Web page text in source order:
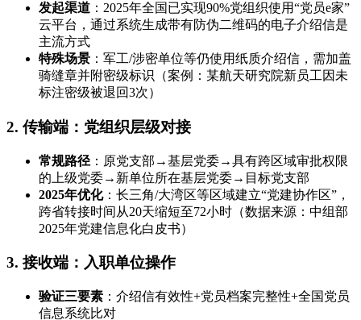
发起渠道 ：2025年全国已实现90%党组织使用“党员e家”
云平台，通过系统生成带有防伪二维码的电子介绍信是
主流方式
特殊场景 ：军工/涉密单位等仍使用纸质介绍信，需加盖
骑缝章并附密级标识（案例：某航天研究院新员工因未
标注密级被退回3次）
2. 传输端：党组织层级对接
常规路径 ：原党支部→基层党委→具有跨区域审批权限
的上级党委→新单位所在基层党委→目标党支部
2025年优化：长三角/大湾区等区域建立“党建协作区”，
跨省转接时间从20天缩短至72小时（数据来源：中组部
2025年党建信息化白皮书）
3. 接收端：入职单位操作
验证三要素 ：介绍信有效性+党员档案完整性+全国党员
信息系统比对